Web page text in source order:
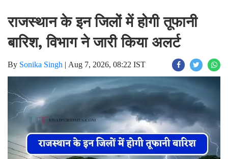
राजस्थान के इन जिलों में होगी तूफानी
बारिश, विभाग ने जारी किया अलर्ट
By Sonika Singh | Aug 7, 2026, 08:22 IST